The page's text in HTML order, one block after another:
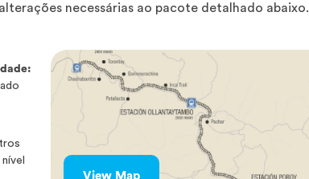
necessárias ao pacote detalhado abaixo.
View Map